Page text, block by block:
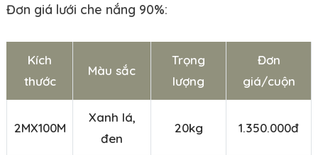
Đơn giá lưới che nắng 90%:
Kích
thước
Màu sắc
Trọng
lượng
Đơn
giá/cuộn
2MX100M
Xanh lá,
đen
20kg 1.350.000đ